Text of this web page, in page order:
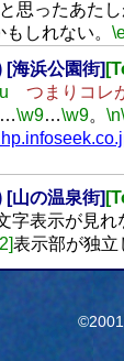
思ったあたし
しれない。
[海浜公園街]
つまりコレ
…\w9…\w9。 \n
[山の温泉街]
字表示が見れ
表示部が独立